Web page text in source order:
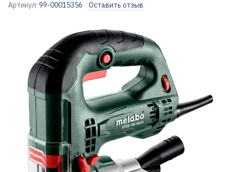
Артикул: 99-00015356 Оставить отзыв